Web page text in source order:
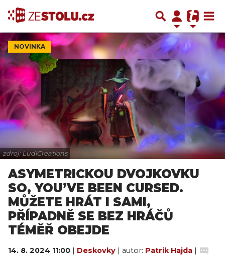
NOVINKA
zdroj: LudiCreations
ASYMETRICKOU DVOJKOVKU
SO, YOU’VE BEEN CURSED.
MŮŽETE HRÁT I SAMI,
PŘÍPADNĚ SE BEZ HRÁČŮ
TÉMĚŘ OBEJDE
14. 8. 2024 11:00 | Deskovky | autor: Patrik Hajda |